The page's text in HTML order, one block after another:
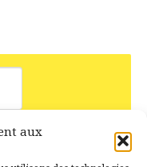
aux